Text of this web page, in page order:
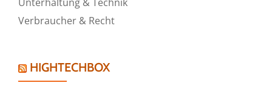
Verbraucher & Recht
HIGHTECHBOX